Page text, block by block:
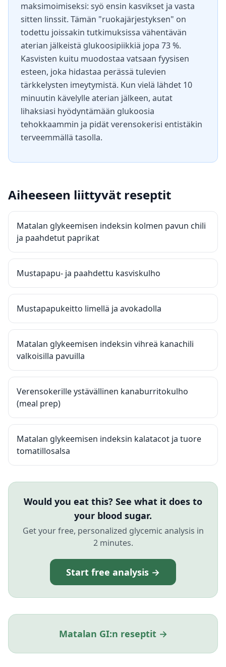
maksimoimiseksi: syö ensin kasvikset ja vasta
sitten linssit. Tämän "ruokajärjestyksen" on
todettu joissakin tutkimuksissa vähentävän
aterian jälkeistä glukoosipiikkiä jopa 73 %.
Kasvisten kuitu muodostaa vatsaan fyysisen
esteen, joka hidastaa perässä tulevien
tärkkelysten imeytymistä. Kun vielä lähdet 10
minuutin kävelylle aterian jälkeen, autat
lihaksiasi hyödyntämään glukoosia
tehokkaammin ja pidät verensokerisi entistäkin
terveemmällä tasolla.
Aiheeseen liittyvät reseptit
Matalan glykeemisen indeksin kolmen pavun chili
ja paahdetut paprikat
Mustapapu- ja paahdettu kasviskulho
Mustapapukeitto limellä ja avokadolla
Matalan glykeemisen indeksin vihreä kanachili
valkoisilla pavuilla
Verensokerille ystävällinen kanaburritokulho
(meal prep)
Matalan glykeemisen indeksin kalatacot ja tuore
tomatillosalsa
Would you eat this? See what it does to
your blood sugar.
Get your free, personalized glycemic analysis in
2 minutes.
Start free analysis →
Matalan GI:n reseptit →